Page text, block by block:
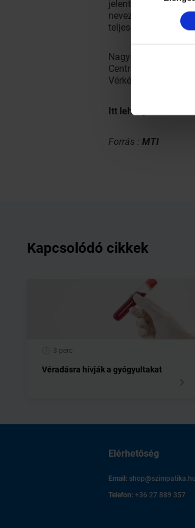
jelentkezik és az
nevezte, ha a donor
teljesértékű lehet.
Nagyon gyorsan
Centrumkórház és
Vérkészítményeket
Itt lehet jelentkezni:
Forrás : MTI
Kapcsolódó cikkek
3 perc
Véradásra hívják a gyógyultakat
Elérhetőség
Email: shop@szimpatika.hu
Telefon: +36 27 889 357